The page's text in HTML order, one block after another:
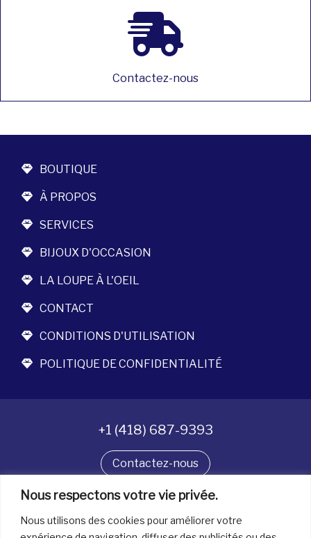
Nous respectons votre vie privée.
Nous utilisons des cookies pour améliorer votre
Contactez-nous
BOUTIQUE
À PROPOS
SERVICES
BIJOUX D'OCCASION
LA LOUPE À L'OEIL
CONTACT
CONDITIONS D'UTILISATION
POLITIQUE DE CONFIDENTIALITÉ
+1 (418) 687-9393
Contactez-nous
Suivez-nous